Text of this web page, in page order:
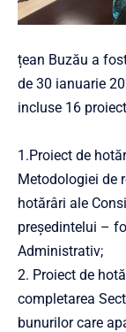
țean Buzău a
de 30 ianuarie
incluse 16
1.Proiect de
Metodologiei de
hotărâri ale
președintelui –
Administrativ;
2. Proiect de
completarea
bunurilor care